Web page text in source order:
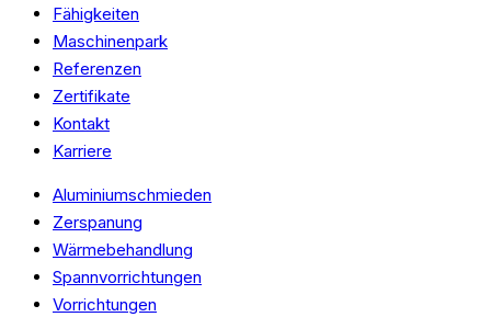
Fähigkeiten
Maschinenpark
Referenzen
Zertifikate
Kontakt
Karriere
Aluminiumschmieden
Zerspanung
Wärmebehandlung
Spannvorrichtungen
Vorrichtungen